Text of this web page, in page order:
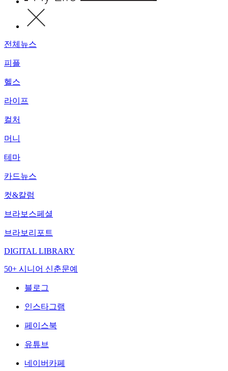
전체뉴스
피플
헬스
라이프
컬처
머니
테마
카드뉴스
컷&칼럼
브라보스페셜
브라보리포트
DIGITAL LIBRARY
50+ 시니어 신춘문예
블로그
인스타그램
페이스북
유튜브
네이버카페